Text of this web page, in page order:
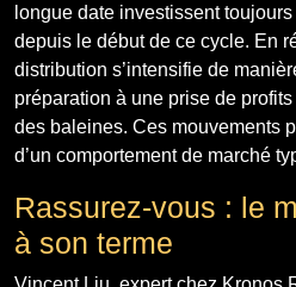
longue date investissent
depuis le début de ce cycle. En
distribution s’intensifie de
préparation à une prise de
des baleines. Ces mouvements
d’un comportement de marché
Rassurez-vous : le
à son terme